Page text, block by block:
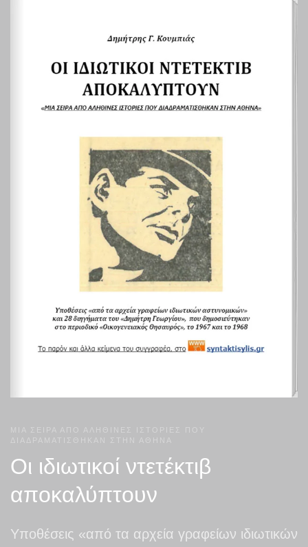
ΜΙΑ ΣΕΙΡΑ ΑΠΟ ΑΛΗΘΙΝΕΣ ΙΣΤΟΡΙΕΣ ΠΟΥ
ΔΙΑΔΡΑΜΑΤΙΣΘΗΚΑΝ ΣΤΗΝ ΑΘΗΝΑ
Οι ιδιωτικοί ντετέκτιβ
αποκαλύπτουν
Υποθέσεις «από τα αρχεία γραφείων ιδιωτικών